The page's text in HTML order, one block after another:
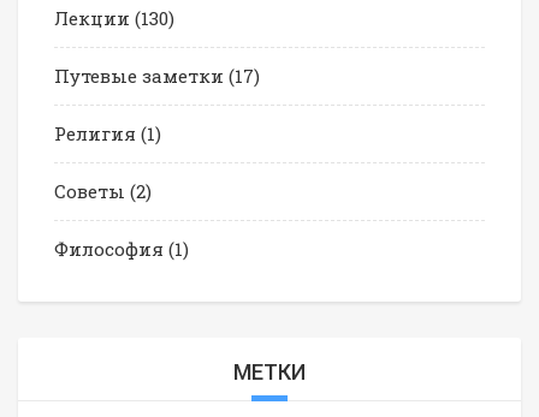
Лекции (130)
Путевые заметки (17)
Религия (1)
Советы (2)
Философия (1)
МЕТКИ